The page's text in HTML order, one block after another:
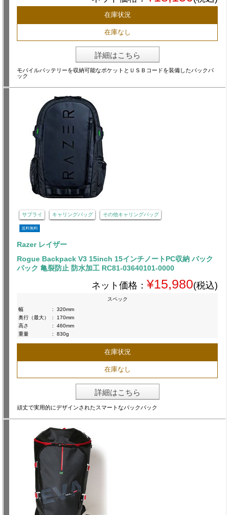
在庫状況
在庫なし
詳細はこちら
モバイルバッテリーを収納可能なポケットとＵＳＢコードを装備したバックパ
ック
サプライ キャリングバッグ その他キャリングバッグ
送料無料
Razer レイザー
Rogue Backpack V3 15inch 15インチノートPC収納 バック
パック 亀裂防止 防水加工 RC81-03640101-0000
ネット価格： ¥15,980(税込)
スペック
幅
:
320mm
奥行（最大）
:
170mm
高さ
:
460mm
重量
: 830g
在庫状況
在庫なし
詳細はこちら
頑丈で実用的にデザインされたスマートなバックパック